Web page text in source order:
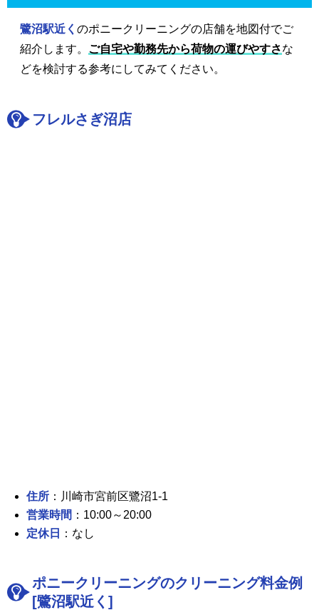
鷺沼駅近く のポニークリーニングの店舗を地図付でご
紹介します。 ご自宅や勤務先から荷物の運びやすさな
どを検討する参考にしてみてください。
フレルさぎ沼店
住所 ：川崎市宮前区鷺沼1-1
営業時間 ：10:00～20:00
定休日
：なし
ポニークリーニングのクリーニング料金例
[鷺沼駅近く]